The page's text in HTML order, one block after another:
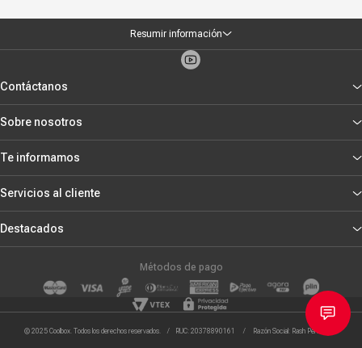
Resumir información
Contáctanos
Sobre nosotros
Te informamos
Servicios al cliente
Destacados
Métodos de pago
© 2025 Coolbox. Todos los derechos reservados. / RUC: 20378890161 / Razón Social: Rash Peru S.R.L.